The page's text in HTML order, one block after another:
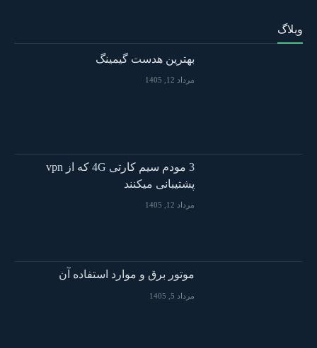
وبلاگ
بهترین هدست گیمینگ
مرداد 12, 1405
3 مودم سیم کارتی 4G که از vpn
پشتیبانی میکنند
مرداد 12, 1405
موتور برق و موارد استفاده آن
مرداد 5, 1405